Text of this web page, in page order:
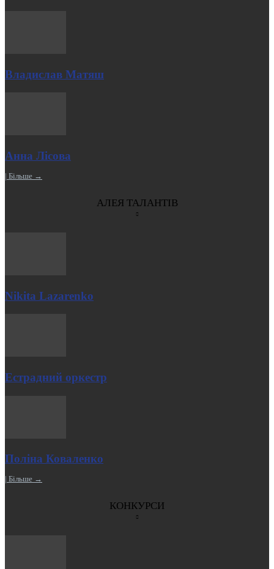
Владислав Матяш
Анна Лісова
| Більше →
АЛЕЯ ТАЛАНТІВ
Nikita Lazarenko
Естрадний оркестр
Поліна Коваленко
| Більше →
КОНКУРСИ